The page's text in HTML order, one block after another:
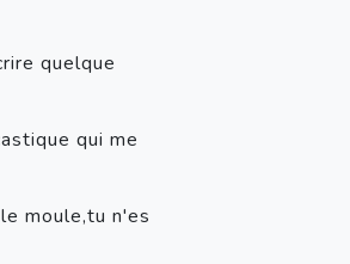
quelque
qui me
moule,tu n'es